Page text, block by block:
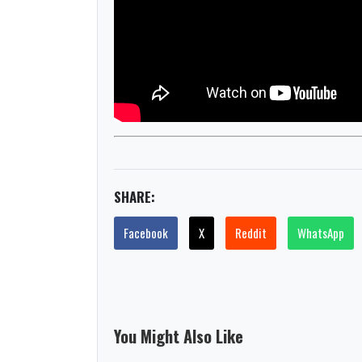
SHARE:
Facebook X Reddit WhatsApp
You Might Also Like